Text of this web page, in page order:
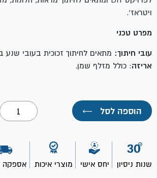
ויטראז'.
מפרט טכני
עובי חיתוך: מתאים לחיתוך זכוכית בעובי שנע בין 2 מ"מ ל-12
אריזה: כולל מזלף שמן.
הוספה לסל ←
כמות
של
חותך
TOOLMAK
שנות ניסיון יחס אישי מוצרי איכות אספקה